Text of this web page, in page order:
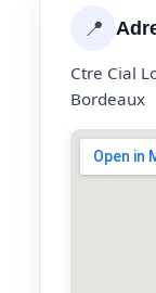
📍
Ctre Cial
Bordeaux